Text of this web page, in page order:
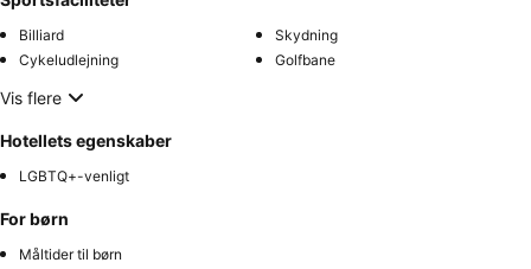
Billiard
Skydning
Cykeludlejning
Golfbane
Vis flere
Hotellets egenskaber
LGBTQ+-venligt
For børn
Måltider til børn